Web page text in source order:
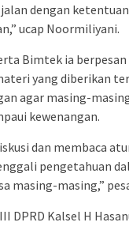
dengan
ucap Noormiliyani.
Bimtek ia
yang diberikan
agar masing-
kewenangan.
dan membaca
pengetahuan
masing-masing,”
DPRD Kalsel H